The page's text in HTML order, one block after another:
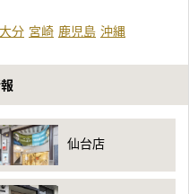
大分 宮崎 鹿児島 沖縄
仙台店